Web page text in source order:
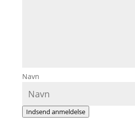
Navn
Indsend anmeldelse